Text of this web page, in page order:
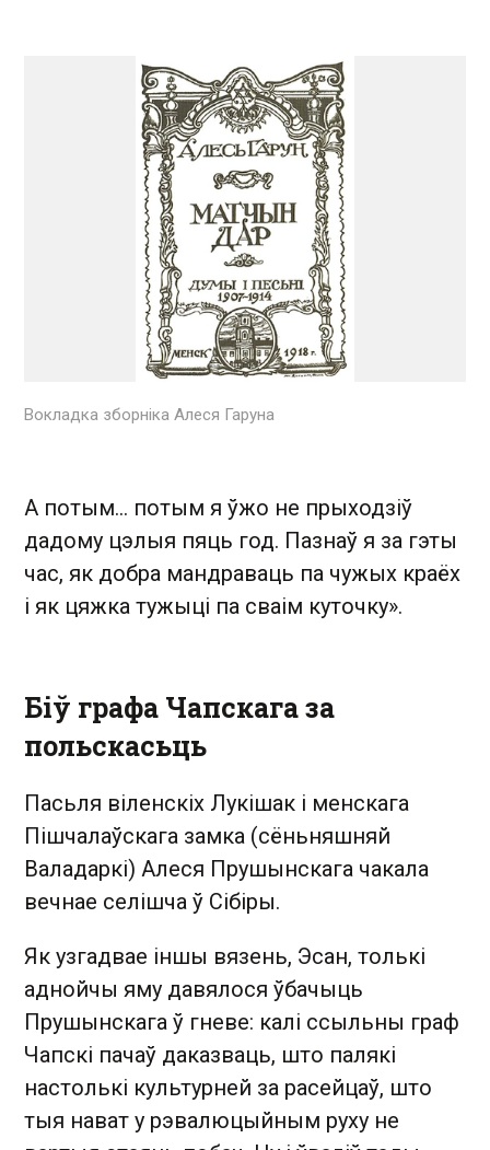
Вокладка зборніка Алеся Гаруна
А потым... потым я ўжо не прыходзiў
дадому цэлыя пяць год. Пазнаў я за гэты
час, як добра мандраваць па чужых краёх
i як цяжка тужыцi па сваiм куточку».
Біў графа Чапскага за
польскасьць
Пасьля віленскіх Лукішак і менскага
Пішчалаўскага замка (сёньняшняй
Валадаркі) Алеся Прушынскага чакала
вечнае селішча ў Сібіры.
Як узгадвае іншы вязень, Эсан, толькі
аднойчы яму давялося ўбачыць
Прушынскага ў гневе: калі ссыльны граф
Чапскі пачаў даказваць, што палякі
настолькі культурней за расейцаў, што
тыя нават у рэвалюцыйным руху не